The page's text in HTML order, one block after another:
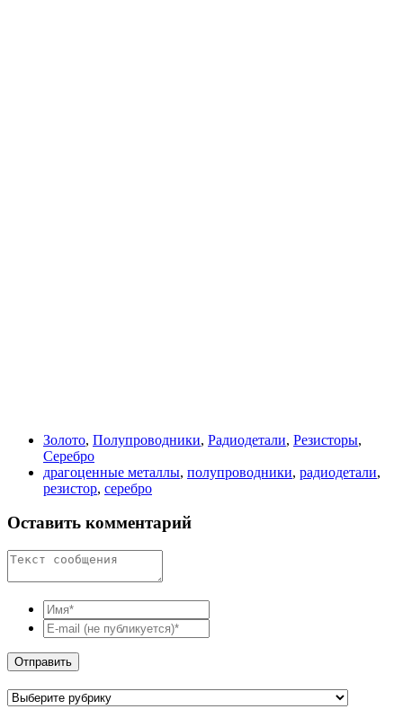
Золото, Полупроводники, Радиодетали, Резисторы,
Серебро
драгоценные металлы, полупроводники, радиодетали,
резистор, серебро
Оставить комментарий